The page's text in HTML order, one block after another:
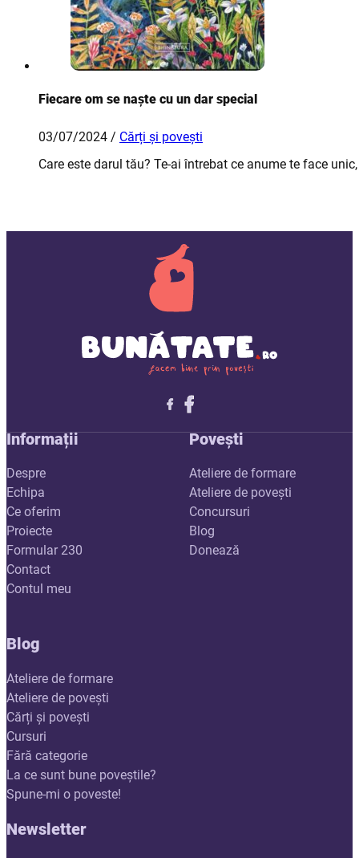
Fiecare om se naște cu un dar special
03/07/2024 / Cărți și povești
Care este darul tău? Te-ai întrebat ce anume te face
Follow me on X
Follow me on LinkedIn
Follow me on X
Informații
Despre
Echipa
Ce oferim
Proiecte
Formular 230
Contact
Contul meu
Povești
Ateliere de formare
Ateliere de povești
Concursuri
Blog
Donează
Blog
Ateliere de formare
Ateliere de povești
Cărți și povești
Cursuri
Fără categorie
La ce sunt bune poveștile?
Spune-mi o poveste!
Newsletter